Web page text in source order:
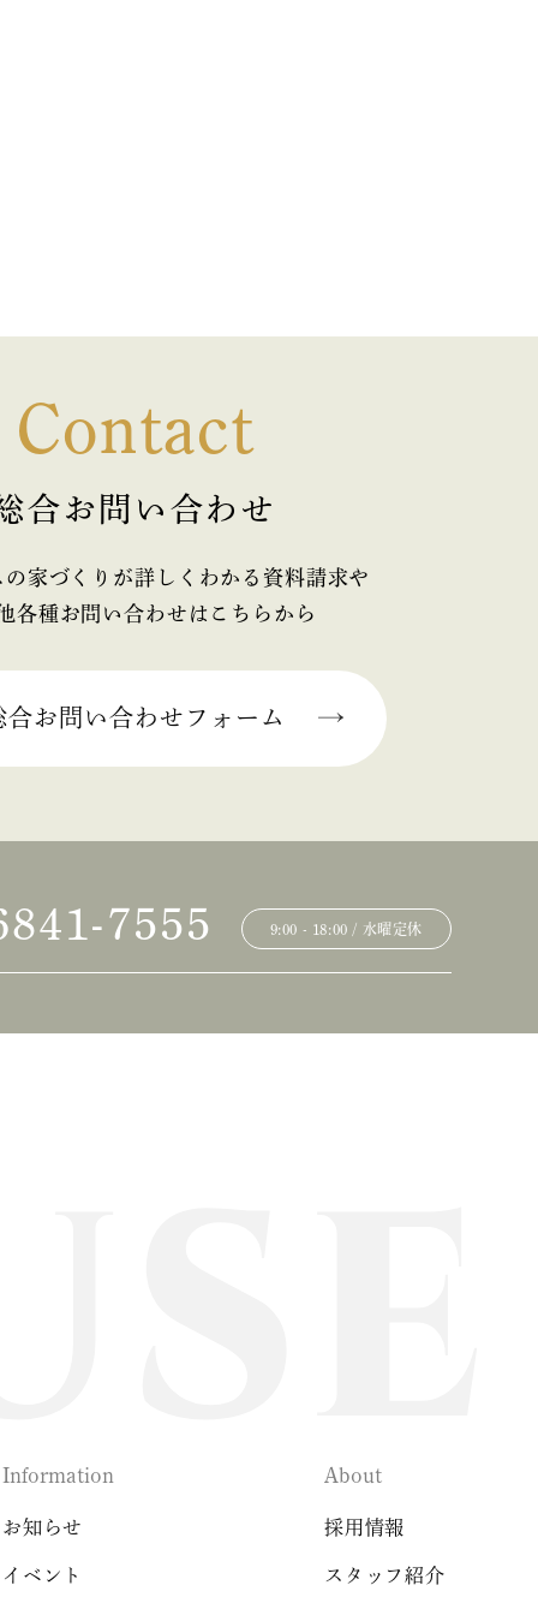
Contact
合お問い合わせ
家づくりが詳しくわかる資料請求や
各種お問い合わせはこちらから
合お問い合わせフォーム
7555 9:00 - 18:00 / 水曜定休
Information
お知らせ
イベント
About
採用情報
スタッフ紹介